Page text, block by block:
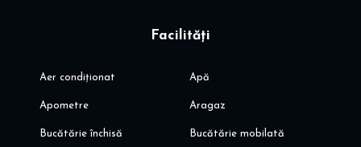
Facilități
Aer condiționat Apă
Apometre Aragaz
Bucătărie închisă Bucătărie mobilată